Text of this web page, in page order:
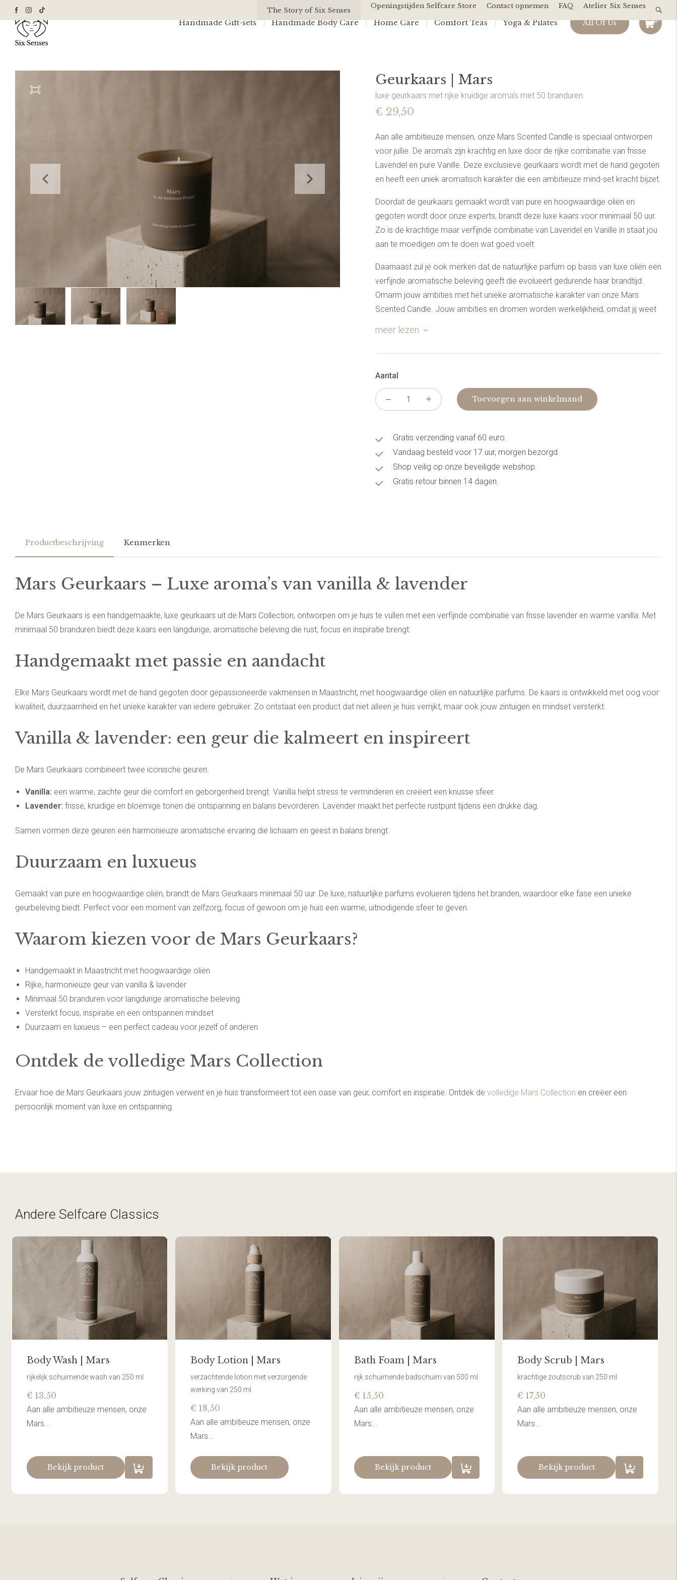
The Story of Six Senses
Openingstijden Selfcare Store Contact opnemen FAQ Atelier Six Senses
Handmade Gift-sets Handmade Body Care Home Care Comfort Teas Yoga & Pilates All Of Us 0
All Of UsGeurkaars | Mars
Geurkaars | Mars
luxe geurkaars met rijke kruidige aroma's met 50 branduren
€ 29,50
Aan alle ambitieuze mensen, onze Mars Scented Candle is speciaal ontworpen
voor jullie. De aroma’s zijn krachtig en luxe door de rijke combinatie van frisse
Lavendel en pure Vanille. Deze exclusieve geurkaars wordt met de hand gegoten
en heeft een uniek aromatisch karakter die een ambitieuze mind-set kracht bijzet.
Doordat de geurkaars gemaakt wordt van pure en hoogwaardige oliën en
gegoten wordt door onze experts, brandt deze luxe kaars voor minimaal 50 uur.
Zo is de krachtige maar verfijnde combinatie van Lavendel en Vanille in staat jou
aan te moedigen om te doen wat goed voelt.
Daarnaast zul je ook merken dat de natuurlijke parfum op basis van luxe oliën een
verfijnde aromatische beleving geeft die evolueert gedurende haar brandtijd.
Omarm jouw ambities met het unieke aromatische karakter van onze Mars
Scented Candle. Jouw ambities en dromen worden werkelijkheid, omdat jij weet
meer lezen
Aantal
Toevoegen aan winkelmand
Gratis verzending vanaf 60 euro.
Vandaag besteld voor 17 uur, morgen bezorgd.
Shop veilig op onze beveiligde webshop.
Gratis retour binnen 14 dagen.
Productbeschrijving Kenmerken
Mars Geurkaars – Luxe aroma’s van vanilla & lavender
De Mars Geurkaars is een handgemaakte, luxe geurkaars uit de Mars Collection, ontworpen om je huis te vullen met een verfijnde combinatie van frisse lavender en warme vanilla. Met
minimaal 50 branduren biedt deze kaars een langdurige, aromatische beleving die rust, focus en inspiratie brengt.
Handgemaakt met passie en aandacht
Elke Mars Geurkaars wordt met de hand gegoten door gepassioneerde vakmensen in Maastricht, met hoogwaardige oliën en natuurlijke parfums. De kaars is ontwikkeld met oog voor
kwaliteit, duurzaamheid en het unieke karakter van iedere gebruiker. Zo ontstaat een product dat niet alleen je huis verrijkt, maar ook jouw zintuigen en mindset versterkt.
Vanilla & lavender: een geur die kalmeert en inspireert
De Mars Geurkaars combineert twee iconische geuren:
Vanilla: een warme, zachte geur die comfort en geborgenheid brengt. Vanilla helpt stress te verminderen en creëert een knusse sfeer.
Lavender: frisse, kruidige en bloemige tonen die ontspanning en balans bevorderen. Lavender maakt het perfecte rustpunt tijdens een drukke dag.
Samen vormen deze geuren een harmonieuze aromatische ervaring die lichaam en geest in balans brengt.
Duurzaam en luxueus
Gemaakt van pure en hoogwaardige oliën, brandt de Mars Geurkaars minimaal 50 uur. De luxe, natuurlijke parfums evolueren tijdens het branden, waardoor elke fase een unieke
geurbeleving biedt. Perfect voor een moment van zelfzorg, focus of gewoon om je huis een warme, uitnodigende sfeer te geven.
Waarom kiezen voor de Mars Geurkaars?
Handgemaakt in Maastricht met hoogwaardige oliën
Rijke, harmonieuze geur van vanilla & lavender
Minimaal 50 branduren voor langdurige aromatische beleving
Versterkt focus, inspiratie en een ontspannen mindset
Duurzaam en luxueus – een perfect cadeau voor jezelf of anderen
Ontdek de volledige Mars Collection
Ervaar hoe de Mars Geurkaars jouw zintuigen verwent en je huis transformeert tot een oase van geur, comfort en inspiratie. Ontdek de volledige Mars Collection en creëer een
persoonlijk moment van luxe en ontspanning.
Andere Selfcare Classics
Body Wash | Mars
rijkelijk schuimende wash van 250 ml
€ 13,50
Aan alle ambitieuze mensen, onze
Mars...
Bekijk product
Body Lotion | Mars
verzachtende lotion met verzorgende
werking van 250 ml
€ 18,50
Aan alle ambitieuze mensen, onze
Mars...
Bekijk product
Bath Foam | Mars
rijk schuimende badschuim van 500 ml
€ 15,50
Aan alle ambitieuze mensen, onze
Mars...
Bekijk product
Body Scrub | Mars
krachtige zoutscrub van 250 ml
€ 17,50
Aan alle ambitieuze mensen, onze
Mars...
Bekijk product